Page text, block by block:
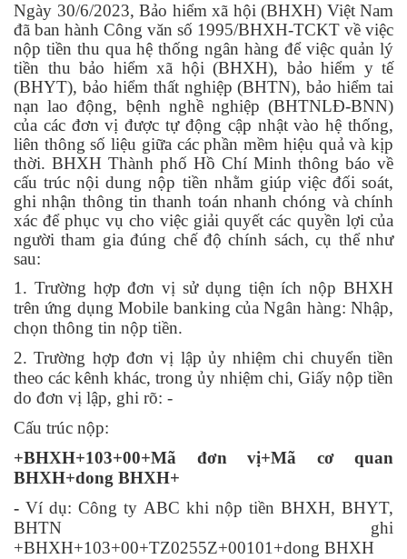
Ngày 30/6/2023, Bảo hiểm xã hội (BHXH) Việt Nam
đã ban hành Công văn số 1995/BHXH-TCKT về việc
nộp tiền thu qua hệ thống ngân hàng để việc quản lý
tiền thu bảo hiểm xã hội (BHXH), bảo hiểm y tế
(BHYT), bảo hiểm thất nghiệp (BHTN), bảo hiểm tai
nạn lao động, bệnh nghề nghiệp (BHTNLĐ-BNN)
của các đơn vị được tự động cập nhật vào hệ thống,
liên thông số liệu giữa các phần mềm hiệu quả và kịp
thời. BHXH Thành phố Hồ Chí Minh thông báo về
cấu trúc nội dung nộp tiền nhằm giúp việc đối soát,
ghi nhận thông tin thanh toán nhanh chóng và chính
xác để phục vụ cho việc giải quyết các quyền lợi của
người tham gia đúng chế độ chính sách, cụ thể như
sau:
1. Trường hợp đơn vị sử dụng tiện ích nộp BHXH
trên ứng dụng Mobile banking của Ngân hàng: Nhập,
chọn thông tin nộp tiền.
2. Trường hợp đơn vị lập ủy nhiệm chi chuyển tiền
theo các kênh khác, trong ủy nhiệm chi, Giấy nộp tiền
do đơn vị lập, ghi rõ: -
Cấu trúc nộp:
+BHXH+103+00+Mã đơn vị+Mã cơ quan
BHXH+dong BHXH+
- Ví dụ: Công ty ABC khi nộp tiền BHXH, BHYT,
BHTN ghi
+BHXH+103+00+TZ0255Z+00101+dong BHXH